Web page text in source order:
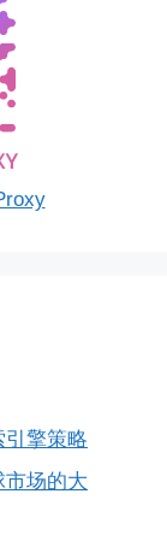
擎策略
场的大